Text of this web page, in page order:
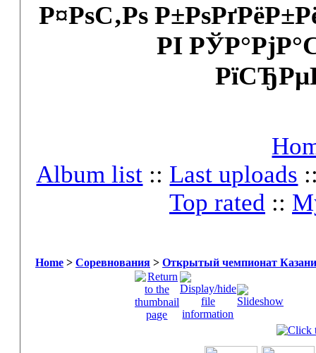
Р¤РѕС‚Рѕ
РІ
Album list :: Last uploads
Top rated ::
Home > Соревнования > Открытый чемпионат Казани